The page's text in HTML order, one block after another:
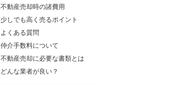
不動産売却時の諸費用
少しでも高く売るポイント
よくある質問
仲介手数料について
不動産売却に必要な書類とは
どんな業者が良い？